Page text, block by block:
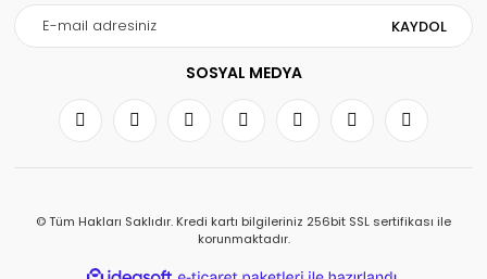
KAYDOL
SOSYAL MEDYA
© Tüm Hakları Saklıdır. Kredi kartı bilgileriniz 256bit SSL sertifikası ile
korunmaktadır.